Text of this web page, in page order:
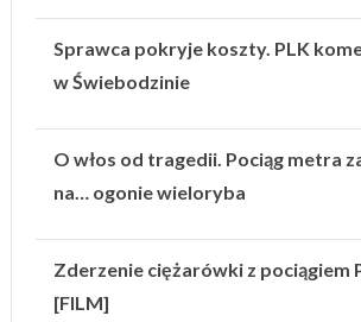
Sprawca pokryje koszty. PLK
w Świebodzinie
O włos od tragedii. Pociąg metra
na… ogonie wieloryba
Zderzenie ciężarówki z pociągiem
[FILM]